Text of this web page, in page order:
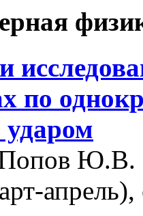
по
Попов Ю.В.
апрель),